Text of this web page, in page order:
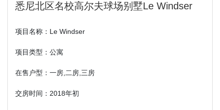
悉尼北区名校高尔夫球场别墅Le Windser
项目名称：Le Windser
项目类型：公寓
在售户型：一房,二房,三房
交房时间：2018年初